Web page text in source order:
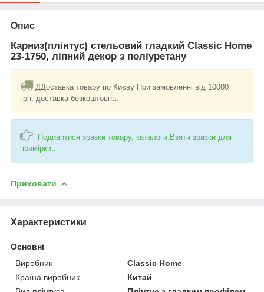
Опис
Карниз(плінтус) стельовий гладкий Classic Home
23-1750, ліпний декор з поліуретану
ДДоставка товару по Києву При замовленні від 10000
грн, доставка безкоштовна.
Подивитися зразки товару, каталоги.Взяти зразки для
примірки.
Приховати
Характеристики
Основні
Виробник
Classic Home
Країна виробник
Китай